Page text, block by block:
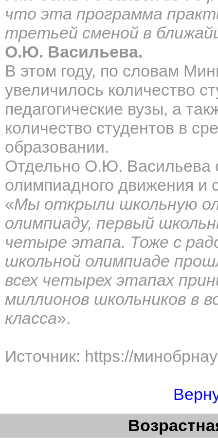
что эта программа
третьей сменой в
О.Ю. Васильева.
В этом году, по словам
увеличилось количество
педагогические вузы, а
количество студентов в
образовании.
Отдельно О.Ю. Васильева
олимпиадного движения
«Мы открыли школьную
олимпиаду, первый
четыре этапа. Тоже с
школьной олимпиаде
всех четырех этапах
миллионов школьников в
класса».
Источник: https://